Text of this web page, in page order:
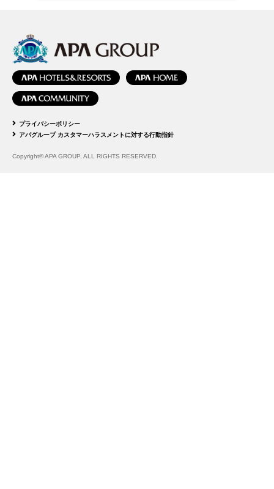
プライバシーポリシー
アパグループ カスタマーハラスメントに対する行動指針
Copyright© APA GROUP, ALL RIGHTS RESERVED.